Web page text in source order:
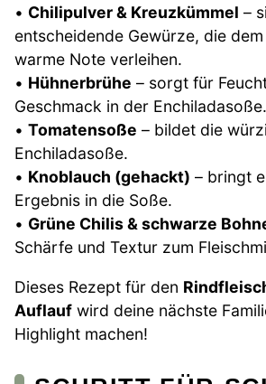
• Chilipulver & Kreuzkümmel –
entscheidende Gewürze, die
warme Note verleihen.
• Hühnerbrühe – sorgt für
Geschmack in der Enchiladasoße.
• Tomatensoße – bildet die
Enchiladasoße.
• Knoblauch (gehackt) – bringt
Ergebnis in die Soße.
• Grüne Chilis & schwarze
Schärfe und Textur zum
Dieses Rezept für den
Auflauf wird deine nächste
Highlight machen!